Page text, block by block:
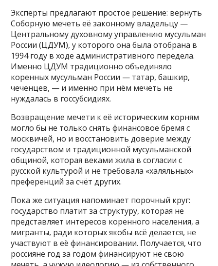
Эксперты предлагают простое решение: вернуть
Соборную мечеть её законному владельцу —
Центральному духовному управлению мусульман
России (ЦДУМ), у которого она была отобрана в
1994 году в ходе административного передела.
Именно ЦДУМ традиционно объединяло
коренных мусульман России — татар, башкир,
чеченцев, — и именно при нём мечеть не
нуждалась в госсубсидиях.
Возвращение мечети к её историческим корням
могло бы не только снять финансовое бремя с
москвичей, но и восстановить доверие между
государством и традиционной мусульманской
общиной, которая веками жила в согласии с
русской культурой и не требовала «халяльных»
преференций за счёт других.
Пока же ситуация напоминает порочный круг:
государство платит за структуру, которая не
представляет интересов коренного населения, а
мигранты, ради которых якобы всё делается, не
участвуют в её финансировании. Получается, что
россияне год за годом финансируют не свою